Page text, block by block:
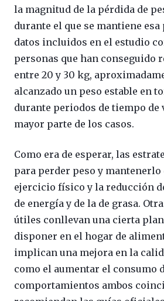
la magnitud de la pérdida de
durante el que se mantiene esa
datos incluidos en el estudio
personas que han conseguido
entre 20 y 30 kg,
alcanzado un peso estable en
durante periodos de tiempo de
mayor parte de los casos.
Como era de esperar, las
para perder peso y mantenerlo
ejercicio físico y la reducción
de energía y de la de grasa.
útiles conllevan una cierta
disponer en el hogar de
implican una mejora en la
como el aumentar el consumo
comportamientos ambos